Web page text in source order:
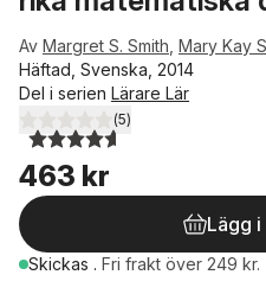
Av Margret S. Smith Mary Kay
Häftad, Svenska, 2014
Del i serien Lärare Lär
4,6utav 5 stjärnor. Totalt antal
(5)
463 kr
Lägg
Skickas . Fri frakt över 249 kr.